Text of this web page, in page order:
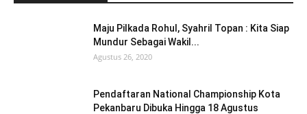
Maju Pilkada Rohul, Syahril Topan : Kita Siap
Mundur Sebagai Wakil...
Agustus 26, 2020
Pendaftaran National Championship Kota
Pekanbaru Dibuka Hingga 18 Agustus